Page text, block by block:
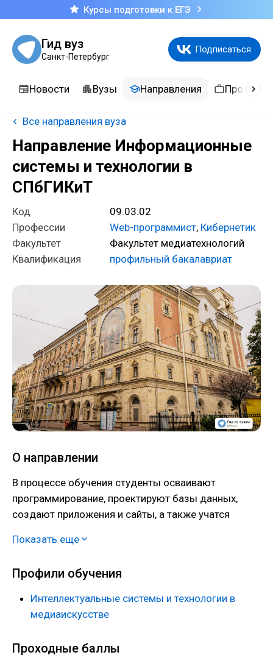
Курсы подготовки к ЕГЭ
Гид вуз
Санкт-Петербург
Подписаться
Новости Вузы Направления
Все направления вуза
Направление Информационные
системы и технологии в
СПбГИКиТ
Код
09.03.02
Профессии
Web-программист, Кибернетик
Факультет
Факультет медиатехнологий
Квалификация
профильный бакалавриат
О направлении
В процессе обучения студенты осваивают
программирование, проектируют базы данных,
создают приложения и сайты, а также учатся
медиаискусстве.
Показать еще
Профили обучения
Интеллектуальные системы и технологии в
медиаискусстве
Проходные баллы